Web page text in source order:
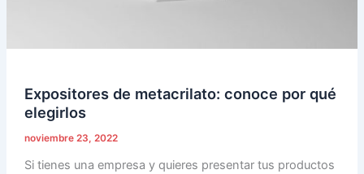
Expositores de metacrilato: conoce por qué
elegirlos
noviembre 23, 2022
Si tienes una empresa y quieres presentar tus productos